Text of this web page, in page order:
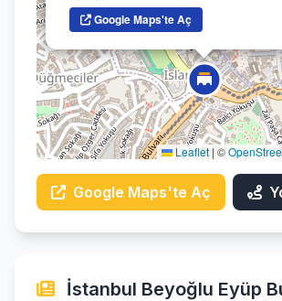
Google Maps'te Aç
Leaflet | ©
Google Maps'te Aç
İstanbul Beyoğlu Eyüp